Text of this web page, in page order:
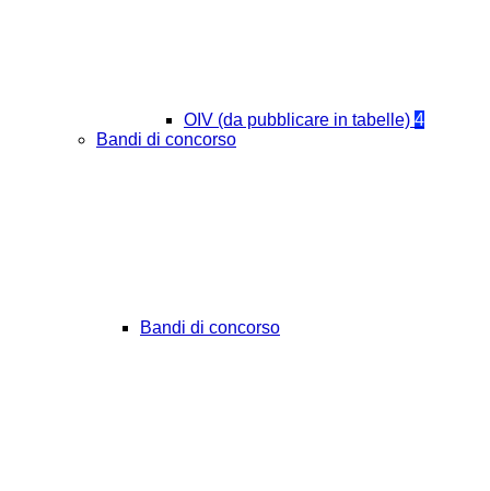
OIV (da pubblicare in tabelle) 4
Bandi di concorso
Bandi di concorso